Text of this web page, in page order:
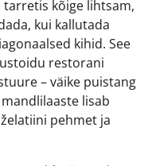
kõige lihtsam,
kui kallutada
kihid. See
restorani
– väike puistang
lisab
pehmet ja